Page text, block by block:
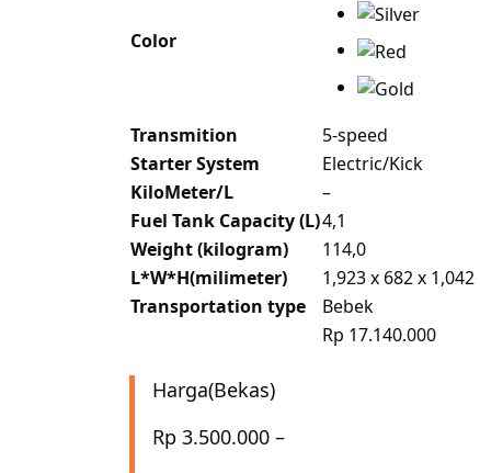
Color
Transmition
5-speed
Starter System
Electric/Kick
KiloMeter/L
–
Fuel Tank Capacity (L)4,1
Weight (kilogram)
114,0
L*W*H(milimeter)
1,923 x 682 x 1,042
Transportation type
Bebek
Rp 17.140.000
Harga(Bekas)
Rp 3.500.000 –